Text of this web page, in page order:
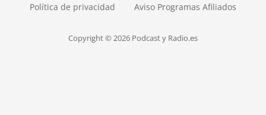
Política de privacidad Aviso Programas Afiliados
Copyright © 2026 Podcast y Radio.es